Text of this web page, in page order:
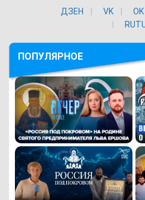
ДЗЕН VK ОK
ПОПУЛЯРНОЕ